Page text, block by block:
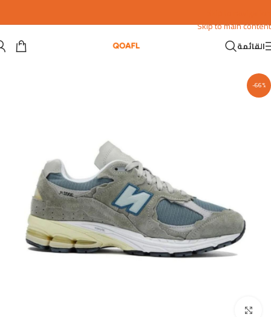
Skip to main content
القائمة
-66%